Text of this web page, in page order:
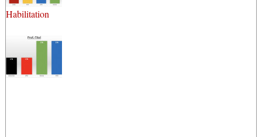
Habilitation